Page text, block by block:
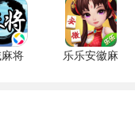
打造的神器。
官方版
将
乐乐安徽麻